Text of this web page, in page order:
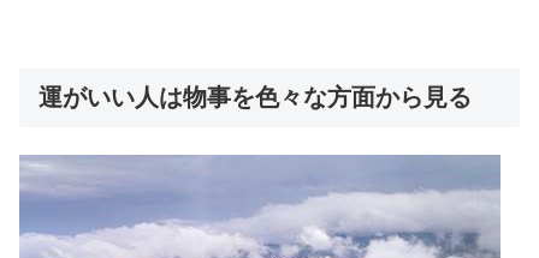
運がいい人は物事を色々な方面から見る